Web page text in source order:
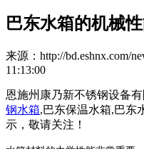
巴东水箱的机械
来源：http://bd.eshnx.com/
11:13:00
恩施州康乃新不锈钢设备
钢水箱,巴东保温水箱,巴东
示，敬请关注！